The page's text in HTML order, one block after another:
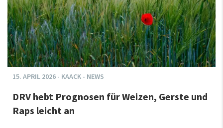
15. APRIL 2026 - KAACK - NEWS
DRV hebt Prognosen für Weizen, Gerste und
Raps leicht an